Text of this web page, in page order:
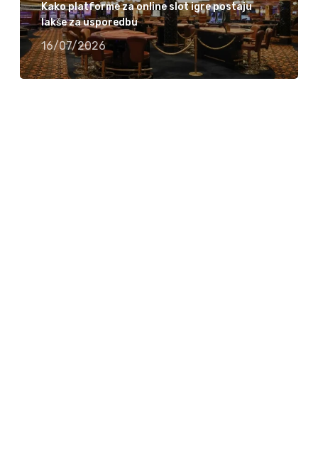
Kako platforme za online slot igre postaju
lakše za usporedbu
16/07/2026